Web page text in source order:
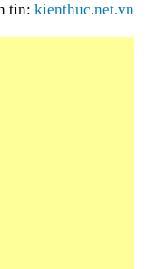
tin: kienthuc.net.vn